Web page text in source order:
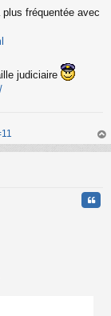
fréquentée avec
judiciaire
au